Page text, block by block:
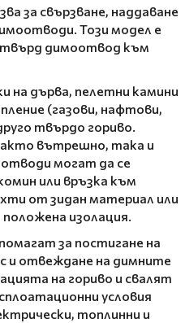
за свързване, наддаване
Този модел е
твърд димоотвод към
на дърва, пелетни камини
(газови, нафтови,
твърдо гориво.
вътрешно, така и
могат да се
или връзка към
от зидан материал или
изолация.
за постигане на
и отвеждане на димните
на гориво и свалят
условия
топлинни и